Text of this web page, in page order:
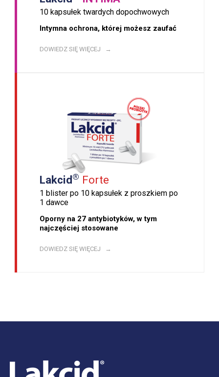
10 kapsułek twardych dopochwowych
Intymna ochrona, której możesz zaufać
DOWIEDZ SIĘ WIĘCEJ →
Lakcid® Forte
1 blister po 10 kapsułek z proszkiem po
1 dawce
Oporny na 27 antybiotyków, w tym
najczęściej stosowane
DOWIEDZ SIĘ WIĘCEJ →